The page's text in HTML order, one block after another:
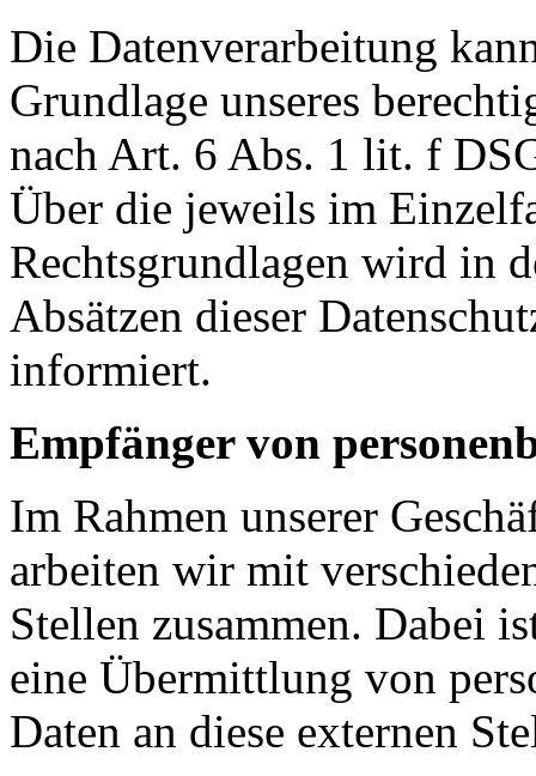
Die Datenverarbeitung
Grundlage unseres
nach Art. 6 Abs. 1 lit. f
Über die jeweils im
Rechtsgrundlagen wird in
Absätzen dieser
informiert.
Empfänger von
Im Rahmen unserer
arbeiten wir mit
Stellen zusammen. Dabei
eine Übermittlung von
Daten an diese externen